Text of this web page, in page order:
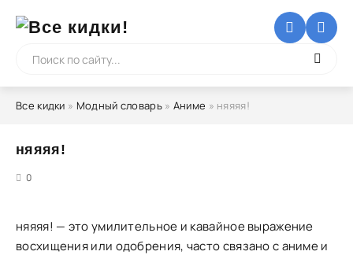
Все кидки » Модный словарь» Аниме » няяяя!
няяяя!
0
няяяя! — это умилительное и кавайное выражение
восхищения или одобрения, часто связано с аниме и